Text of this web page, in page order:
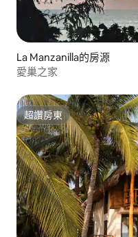
La Manzanilla的房源
愛巢之家
超讚房東
超讚房東